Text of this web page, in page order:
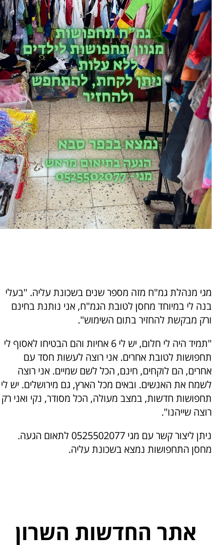
מגי מנהלת גמ"ח מזה מספר שנים בשכונת עליה. "בעלי
בנה לי במיוחד מחסן לטובת הגמ"ח, אני נותנת בחינם
ורק מבקשת להחזיר בתום השימוש".
"תמיד היה לי חלום, יש לי 6 אחיות והם הבטיחו לאסוף לי
תחפושות לטובת אחרים. אני רוצה לעשות חסד עם
אחרים, הם לוקחים, חינם, הכל לשם שמיים. אני רוצה
לשמח את האנשים. ובאים מכל הארץ, גם מירושלים. יש לי
תחפושות חדשות, במצב מעולה, הכל מסודר, נקי ואני רק
רוצה שייהנו".
ניתן ליצור קשר עם מגי 0525502077 לתאום הגעה.
מחסן התחפושות נמצא בשכונת עליה.
אתר החדשות השרון